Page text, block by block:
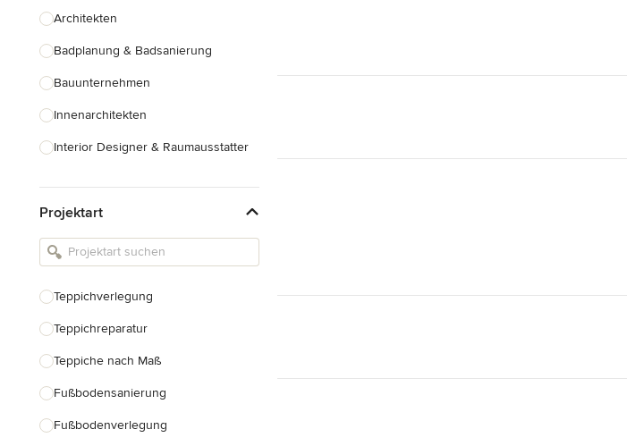
Architekten
Badplanung & Badsanierung
Bauunternehmen
Innenarchitekten
Interior Designer & Raumausstatter
Landschaftsarchitekten
Armaturen & Sanitärbedarf
Einbauschränke
Projektart
Teppichverlegung
Teppichreparatur
Teppiche nach Maß
Fußbodensanierung
Fußbodenverlegung